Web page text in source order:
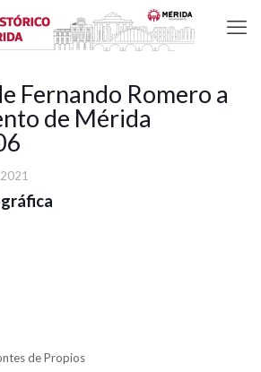
Fernando Romero a
de Mérida
de Propios